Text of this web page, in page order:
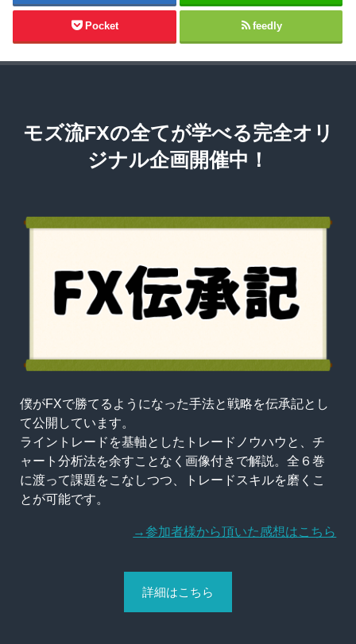
Pocket feedly
モズ流FXの全てが学べる完全オリ
ジナル企画開催中！
僕がFXで勝てるようになった手法と戦略を伝承記とし
て公開しています。
ライントレードを基軸としたトレードノウハウと、チ
ャート分析法を余すことなく画像付きで解説。全６巻
に渡って課題をこなしつつ、トレードスキルを磨くこ
とが可能です。
→参加者様から頂いた感想はこちら
詳細はこちら